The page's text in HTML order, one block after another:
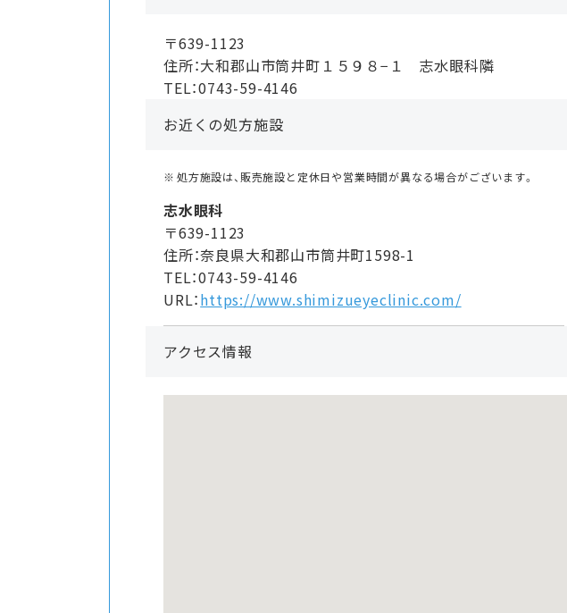
〒639-1123
住所：大和郡山市筒井町１５９８−１ 志水眼科隣
TEL：0743-59-4146
お近くの処方施設
処方施設は、販売施設と定休日や営業時間が異なる場合がございます。
志水眼科
〒639-1123
住所：奈良県大和郡山市筒井町1598-1
TEL：0743-59-4146
URL：https://www.shimizueyeclinic.com/
アクセス情報